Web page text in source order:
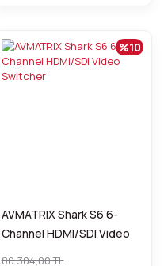
AVMATRIX Shark S6 6-
Channel HDMI/SDI Video
%10
80.304,00 TL